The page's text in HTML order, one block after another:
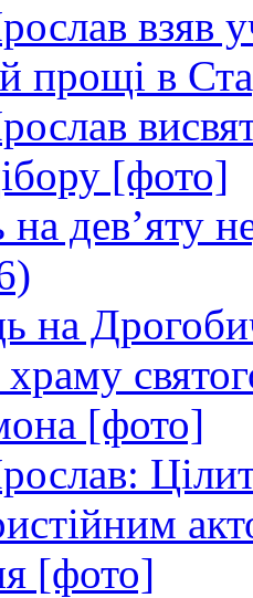
взяв
прощі в
[фото]
дев’яту
на
[фото]
[фото]